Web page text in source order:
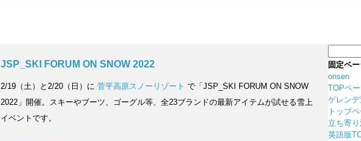
JSP_SKI FORUM ON SNOW 2022
2/19（土）と2/20（日）に 菅平高原スノーリゾート で「JSP_SKI FORUM ON SNOW
2022」開催。スキーやブーツ、ゴーグル等、全23ブランドの最新アイテムが試せる雪上
イベントです。
索:
固定ペ
onsen
TOPペ
ゲレン
トップ
立ち寄
英語版